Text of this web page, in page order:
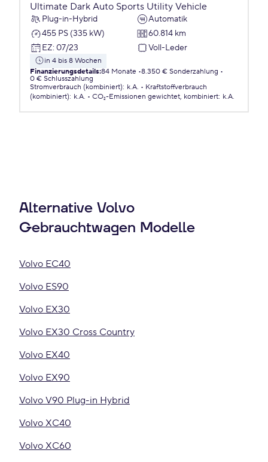
Ultimate Dark Auto Sports Utility Vehicle
Plug-in-Hybrid
Automatik
455 PS (335 kW)
60.814 km
EZ: 07/23 Voll-Leder
in 4 bis 8 Wochen
Finanzierungsdetails:84 Monate 8.350 € Sonderzahlung
0 € Schlusszahlung
Stromverbrauch (kombiniert): k.A.
Kraftstoffverbrauch
(kombiniert): k.A. CO₂-Emissionen gewichtet, kombiniert: k.A.
Alternative Volvo
Gebrauchtwagen Modelle
Volvo EC40
Volvo ES90
Volvo EX30
Volvo EX30 Cross Country
Volvo EX40
Volvo EX90
Volvo V90 Plug-in Hybrid
Volvo XC40
Volvo XC60